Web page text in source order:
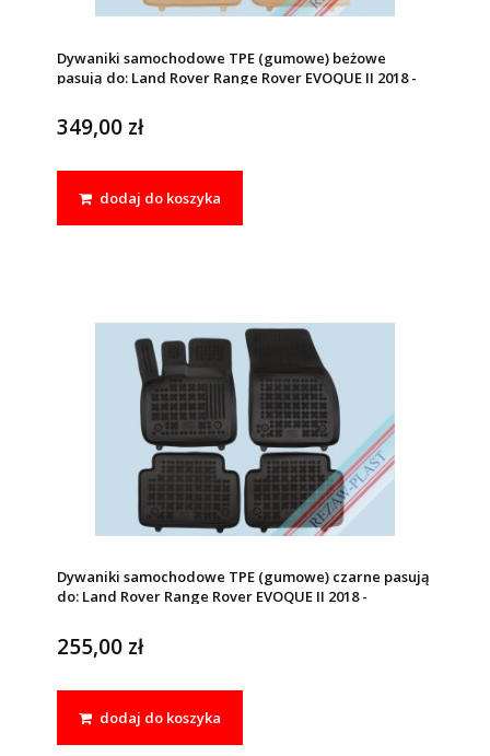
Dywaniki samochodowe TPE (gumowe) beżowe
pasują do: Land Rover Range Rover EVOQUE II 2018 -
349,00 zł
dodaj do koszyka
Dywaniki samochodowe TPE (gumowe) czarne pasują
do: Land Rover Range Rover EVOQUE II 2018 -
255,00 zł
dodaj do koszyka